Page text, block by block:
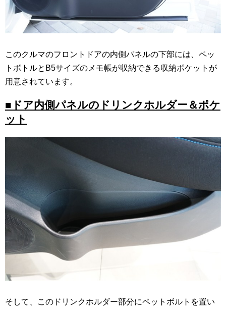
このクルマのフロントドアの内側パネルの下部には、ペッ
トボトルとB5サイズのメモ帳が収納できる収納ポケットが
用意されています。
■ドア内側パネルのドリンクホルダー＆ポケ
ット
そして、このドリンクホルダー部分にペットボルトを置い